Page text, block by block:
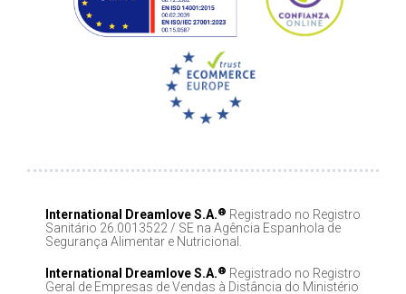
International Dreamlove S.A.® Registrado no Registro
Sanitário 26.0013522 / SE na Agência Espanhola de
Segurança Alimentar e Nutricional.
International Dreamlove S.A.® Registrado no Registro
Geral de Empresas de Vendas à Distância do Ministério